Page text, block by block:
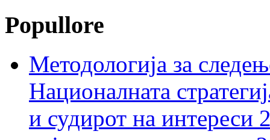
Popullore
Методологија за
Националната
и судирот на интереси